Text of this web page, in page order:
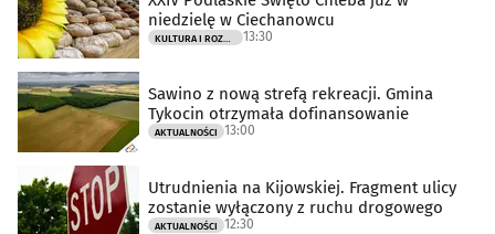
niedzielę w Ciechanowcu
KULTURA I ROZRYWKA 13:30
Sawino z nową strefą rekreacji. Gmina
Tykocin otrzymała dofinansowanie
AKTUALNOŚCI 13:00
Utrudnienia na Kijowskiej. Fragment ulicy
zostanie wyłączony z ruchu drogowego
AKTUALNOŚCI 12:30